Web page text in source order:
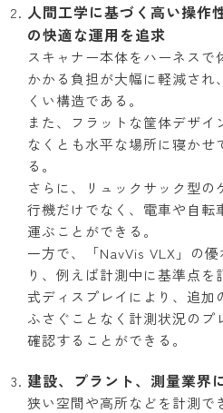
人間工学に基づく高い操作
の快適な運用を追求
スキャナー本体をハーネスで
かかる負担が大幅に軽減され
くい構造である。
また、フラットな筐体デザ
なくとも水平な場所に寝かせ
る。
さらに、リュックサック型の
行機だけでなく、電車や自転
運ぶことができる。
一方で、「NavVis VLX」の
り、例えば計測中に基準点
式ディスプレイにより、追加
ふさぐことなく計測状況のプ
確認することができる。
建設、プラント、測量業界
狭い空間や高所などを計測で